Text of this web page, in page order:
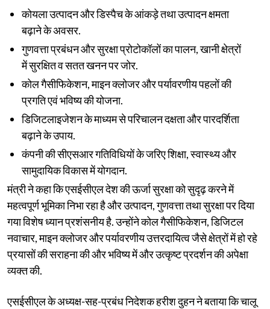
कोयला उत्पादन और डिस्पैच के आंकड़े तथा उत्पादन क्षमता
बढ़ाने के अवसर.
गुणवत्ता प्रबंधन और सुरक्षा प्रोटोकॉलों का पालन, खानी क्षेत्रों
में सुरक्षित व सतत खनन पर जोर.
कोल गैसीफिकेशन, माइन क्लोजर और पर्यावरणीय पहलों की
प्रगति एवं भविष्य की योजना.
डिजिटलाइजेशन के माध्यम से परिचालन दक्षता और पारदर्शिता
बढ़ाने के उपाय.
कंपनी की सीएसआर गतिविधियों के जरिए शिक्षा, स्वास्थ्य और
सामुदायिक विकास में योगदान.
मंत्री ने कहा कि एसईसीएल देश की ऊर्जा सुरक्षा को सुदृढ़ करने में
महत्वपूर्ण भूमिका निभा रहा है और उत्पादन, गुणवत्ता तथा सुरक्षा पर दिया
गया विशेष ध्यान प्रशंसनीय है. उन्होंने कोल गैसीफिकेशन, डिजिटल
नवाचार, माइन क्लोजर और पर्यावरणीय उत्तरदायित्व जैसे क्षेत्रों में हो रहे
प्रयासों की सराहना की और भविष्य में और उत्कृष्ट प्रदर्शन की अपेक्षा
व्यक्त की.
एसईसीएल के अध्यक्ष-सह-प्रबंध निदेशक हरीश दुहन ने बताया कि चालू